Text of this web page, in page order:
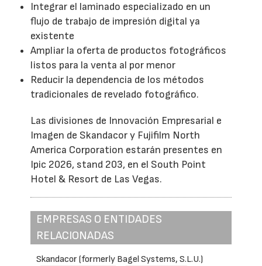
Integrar el laminado especializado en un
flujo de trabajo de impresión digital ya
existente
Ampliar la oferta de productos fotográficos
listos para la venta al por menor
Reducir la dependencia de los métodos
tradicionales de revelado fotográfico.
Las divisiones de Innovación Empresarial e
Imagen de Skandacor y Fujifilm North
America Corporation estarán presentes en
Ipic 2026, stand 203, en el South Point
Hotel & Resort de Las Vegas.
EMPRESAS O ENTIDADES
RELACIONADAS
Skandacor (formerly Bagel Systems, S.L.U.)